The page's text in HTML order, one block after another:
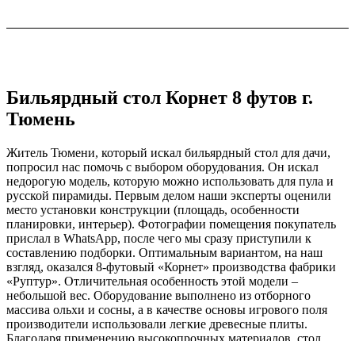
Бильярдный стол Корнет 8 футов г.
Тюмень
Житель Тюмени, который искал бильярдный стол для дачи,
попросил нас помочь с выбором оборудования. Он искал
недорогую модель, которую можно использовать для пула и
русской пирамиды. Первым делом наши эксперты оценили
место установки конструкции (площадь, особенности
планировки, интерьер). Фотографии помещения покупатель
прислал в WhatsApp, после чего мы сразу приступили к
составлению подборки. Оптимальным вариантом, на наш
взгляд, оказался 8-футовый «Корнет» производства фабрики
«Руптур». Отличительная особенность этой модели –
небольшой вес. Оборудование выполнено из отборного
массива ольхи и сосны, а в качестве основы игрового поля
производители использовали легкие древесные плиты.